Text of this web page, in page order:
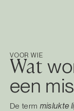
VOOR WIE
Wat
een
De term mislukte